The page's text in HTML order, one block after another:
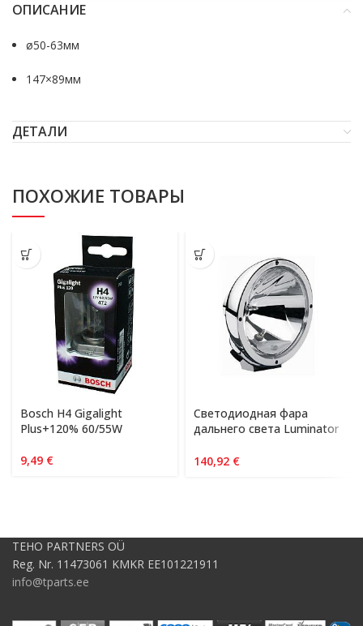
ОПИСАНИЕ
ø50-63мм
147×89мм
ДЕТАЛИ
ПОХОЖИЕ ТОВАРЫ
Bosch H4 Gigalight
Plus+120% 60/55W
9,49 €
Светодиодная фара
дальнего света Luminator
140,92 €
TEHO PARTNERS OÜ
Reg. Nr. 11473061 KMKR EE101221911
info@tparts.ee